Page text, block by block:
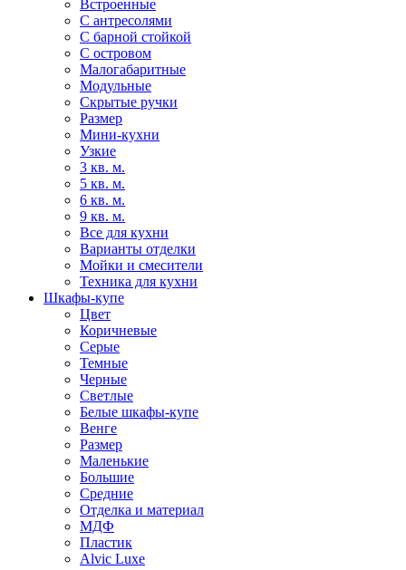
Встроенные
С антресолями
С барной стойкой
С островом
Малогабаритные
Модульные
Скрытые ручки
Размер
Мини-кухни
Узкие
3 кв. м.
5 кв. м.
6 кв. м.
9 кв. м.
Все для кухни
Варианты отделки
Мойки и смесители
Техника для кухни
Шкафы-купе
Цвет
Коричневые
Серые
Темные
Черные
Светлые
Белые шкафы-купе
Венге
Размер
Маленькие
Большие
Средние
Отделка и материал
МДФ
Пластик
Alvic Luxe